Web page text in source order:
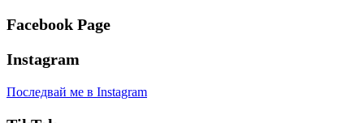
Facebook Page
Instagram
Последвай ме в Instagram